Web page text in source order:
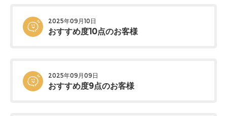
2025年09月10日
おすすめ度10点のお客様
2025年09月09日
おすすめ度9点のお客様